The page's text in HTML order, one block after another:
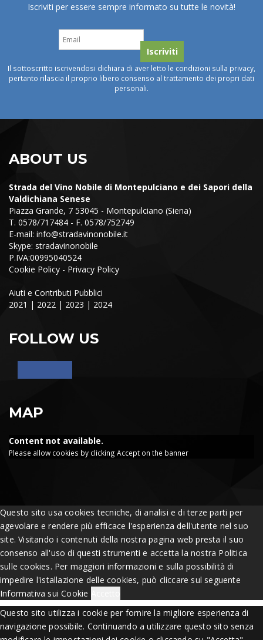
Iscriviti per essere sempre informato su tutte le novità!
Il sottoscritto iscrivendosi dichiara di aver letto le condizioni sulla privacy,
pertanto rilascia il proprio libero consenso al trattamento dei propri dati
personali.
ABOUT US
Strada del Vino Nobile di Montepulciano e dei Sapori della
Valdichiana Senese
Piazza Grande, 7 53045 - Montepulciano (Siena)
T. 0578/717484 - F. 0578/752749
E-mail: info@stradavinonobile.it
Skype: stradavinonobile
P.IVA:00995040524
Cookie Policy - Privacy Policy
Aiuti e Contributi Pubblici
2021 | 2022 | 2023 | 2024
FOLLOW US
MAP
Content not available.
Please allow cookies by clicking Accept on the banner
Questo sito usa cookies tecniche, di analisi e di terze parti per
agevolare e rendere più efficace l'esperienza dell'utente nel suo
site. Visitando i contenuti della nostra pagina web presta il suo
consenso all'uso di questi strumenti e accetta la nostra Politica
sulle cookies. Per maggiori informazioni e sulla possibilità di
impedire l'istallazione delle cookies, può cliccare sul seguente
Informativa sui Cookie
Questo sito utilizza i cookie per fornire la migliore esperienza di
navigazione possibile. Continuando a utilizzare questo sito senza